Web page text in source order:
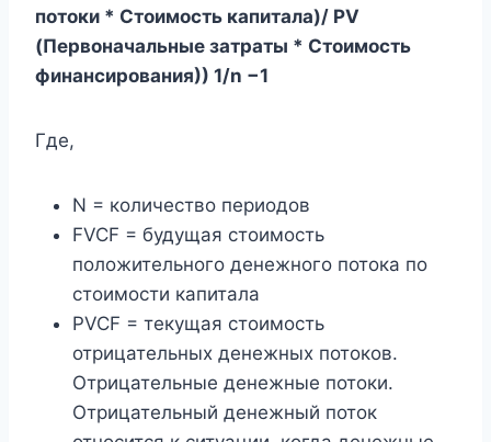
потоки * Стоимость капитала)​/ PV
(Первоначальные затраты * Стоимость
финансирования)) 1/n −1
Где,
N = количество периодов
FVCF = будущая стоимость
положительного денежного потока по
стоимости капитала
PVCF = текущая стоимость
отрицательных денежных потоков.
Отрицательные денежные потоки.
Отрицательный денежный поток